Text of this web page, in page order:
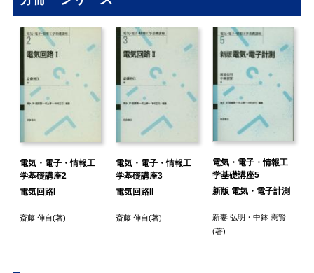
電気・電子・情報工
学基礎講座2
電気回路I
斎藤 伸自(著)
電気・電子・情報工
学基礎講座3
電気回路II
斎藤 伸自(著)
電気・電子・情報工
学基礎講座5
新版 電気・電子計測
新妻 弘明 ・ 中鉢 憲賢
(著)